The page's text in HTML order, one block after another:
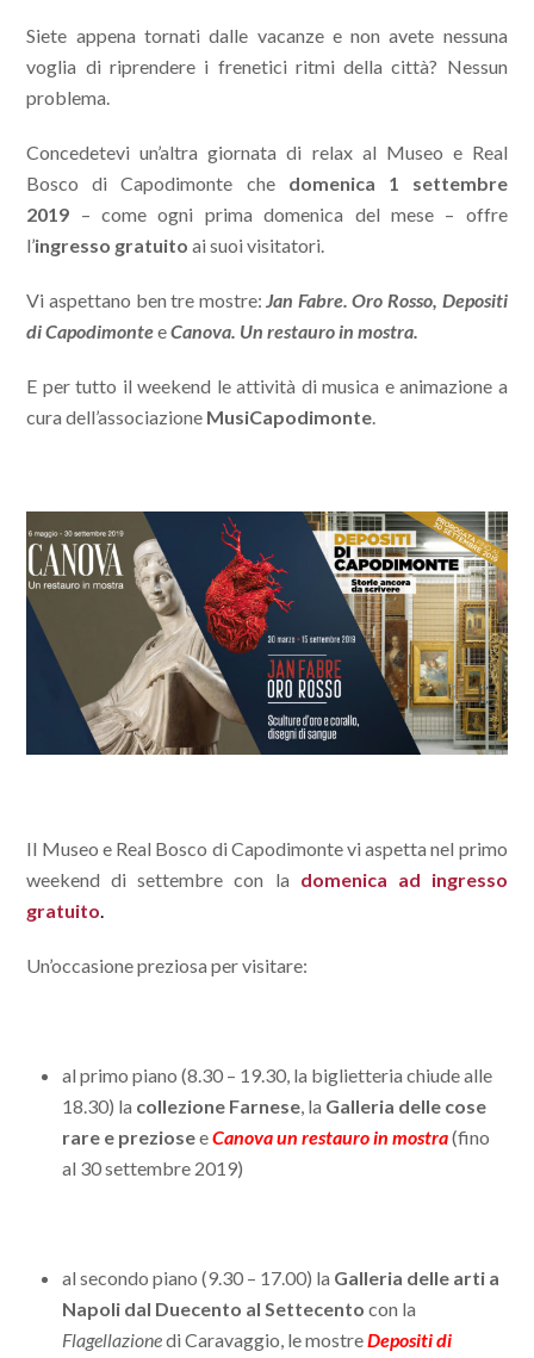
Siete appena tornati dalle vacanze e non avete nessuna
voglia di riprendere i frenetici ritmi della città? Nessun
problema.
Concedetevi un’altra giornata di relax al Museo e Real
Bosco di Capodimonte che domenica 1 settembre
2019 – come ogni prima domenica del mese – offre
l’ingresso gratuito ai suoi visitatori.
Vi aspettano ben tre mostre:Jan Fabre. Oro Rosso, Depositi
di CapodimonteeCanova. Un restauro in mostra.
E per tutto il weekend le attività di musica e animazione a
cura dell’associazione MusiCapodimonte.
Il Museo e Real Bosco di Capodimonte vi aspetta nel primo
weekend di settembre con la domenica ad ingresso
gratuito.
Un’occasione preziosa per visitare:
al primo piano (8.30 – 19.30, la biglietteria chiude alle
18.30) la collezione Farnese, la Galleria delle cose
rare e prezioseeCanova un restauro in mostra(fino
al 30 settembre 2019)
al secondo piano (9.30 – 17.00) la Galleria delle arti a
Napoli dal Duecento al Settecento con la
Flagellazionedi Caravaggio, le mostreDepositi di